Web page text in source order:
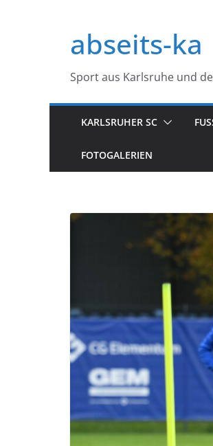
springenabseits-ka
Sport aus Karlsruhe und
KARLSRUHER SC
FOTOGALERIEN